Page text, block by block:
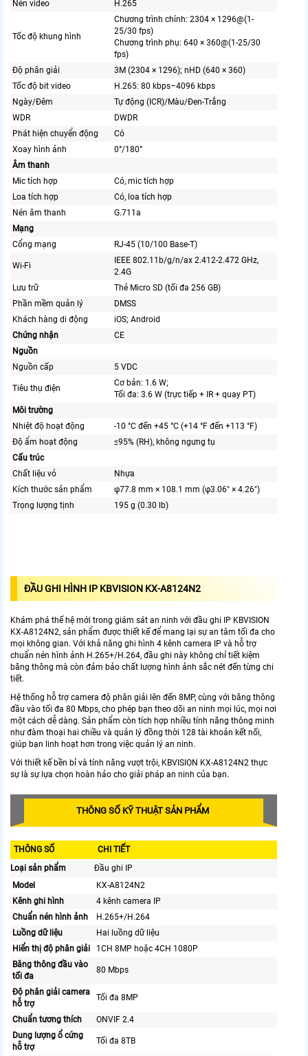
Nén video H.265
Tốc độ khung hình
Chương trình chính: 2304 × 1296@(1-
25/30 fps)
Chương trình phụ: 640 × 360@(1-25/30
fps)
Độ phân giải
3M (2304 × 1296); nHD (640 × 360)
Tốc độ bit video
H.265: 80 kbps–4096 kbps
Ngày/Đêm
Tự động (ICR)/Màu/Đen-Trắng
WDR
DWDR
Phát hiện chuyển động
Có
Xoay hình ảnh
0°/180°
Âm thanh
Mic tích hợp
Có, mic tích hợp
Loa tích hợp
Có, loa tích hợp
Nén âm thanh
G.711a
Mạng
Cổng mạng
RJ-45 (10/100 Base-T)
Wi-Fi
IEEE 802.11b/g/n/ax 2.412-2.472 GHz,
2.4G
Lưu trữ
Thẻ Micro SD (tối đa 256 GB)
Phần mềm quản lý
DMSS
Khách hàng di động
iOS; Android
Chứng nhận
CE
Nguồn
Nguồn cấp
5 VDC
Tiêu thụ điện
Cơ bản: 1.6 W;
Tối đa: 3.6 W (trực tiếp + IR + quay PT)
Môi trường
Nhiệt độ hoạt động
-10 °C đến +45 °C (+14 °F đến +113 °F)
Độ ẩm hoạt động
≤95% (RH), không ngưng tụ
Cấu trúc
Chất liệu vỏ
Nhựa
Kích thước sản phẩm
φ77.8 mm × 108.1 mm (φ3.06" × 4.26")
Trọng lượng tịnh
195 g (0.30 lb)
ĐẦU GHI HÌNH IP KBVISION KX-A8124N2
Khám phá thế hệ mới trong giám sát an ninh với đầu ghi IP KBVISION
KX-A8124N2, sản phẩm được thiết kế để mang lại sự an tâm tối đa cho
mọi không gian. Với khả năng ghi hình 4 kênh camera IP và hỗ trợ
chuẩn nén hình ảnh H.265+/H.264, đầu ghi này không chỉ tiết kiệm
băng thông mà còn đảm bảo chất lượng hình ảnh sắc nét đến từng chi
tiết.
Hệ thống hỗ trợ camera độ phân giải lên đến 8MP, cùng với băng thông
đầu vào tối đa 80 Mbps, cho phép bạn theo dõi an ninh mọi lúc, mọi nơi
một cách dễ dàng. Sản phẩm còn tích hợp nhiều tính năng thông minh
như đàm thoại hai chiều và quản lý đồng thời 128 tài khoản kết nối,
giúp bạn linh hoạt hơn trong việc quản lý an ninh.
Với thiết kế bền bỉ và tính năng vượt trội, KBVISION KX-A8124N2 thực
sự là sự lựa chọn hoàn hảo cho giải pháp an ninh của bạn.
THÔNG SỐ KỸ THUẬT SẢN PHẨM
THÔNG SỐ
CHI TIẾT
Loại sản phẩm
Đầu ghi IP
Model
KX-A8124N2
Kênh ghi hình
4 kênh camera IP
Chuẩn nén hình ảnh
H.265+/H.264
Luồng dữ liệu
Hai luồng dữ liệu
Hiển thị độ phân giải
1CH 8MP hoặc 4CH 1080P
Băng thông đầu vào
tối đa
80 Mbps
Độ phân giải camera
hỗ trợ
Tối đa 8MP
Chuẩn tương thích
ONVIF 2.4
Dung lượng ổ cứng
hỗ trợ
Tối đa 8TB